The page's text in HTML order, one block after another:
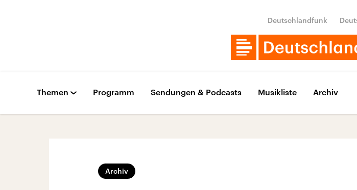
Deutschlandfunk
Themen Programm Sendungen & Podcasts Musikliste Archiv
Archiv